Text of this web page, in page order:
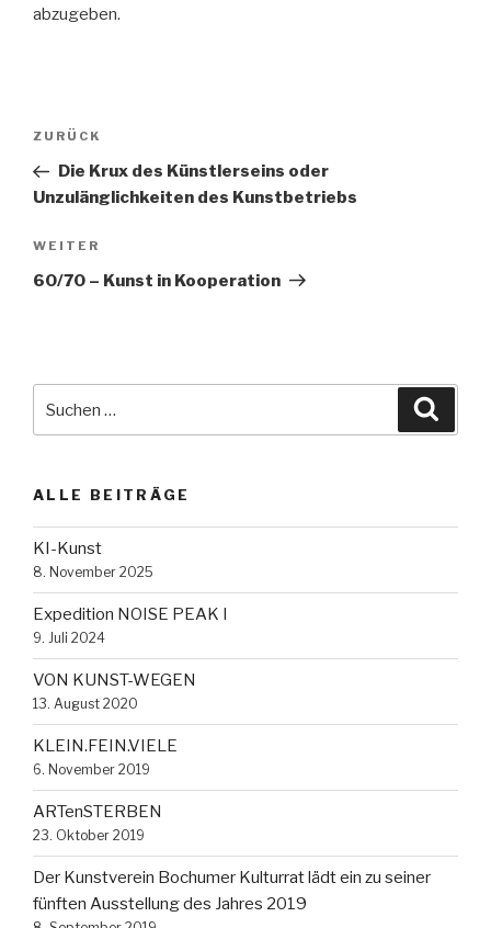
abzugeben.
Beitragsnavigation
Vorheriger
Beitrag
ZURÜCK
Die Krux des Künstlerseins oder
Unzulänglichkeiten des Kunstbetriebs
Nächster
Beitrag
WEITER
60/70 – Kunst in Kooperation
nach:
ALLE BEITRÄGE
KI-Kunst
8. November 2025
Expedition NOISE PEAK I
9. Juli 2024
VON KUNST-WEGEN
13. August 2020
KLEIN.FEIN.VIELE
6. November 2019
ARTenSTERBEN
23. Oktober 2019
Der Kunstverein Bochumer Kulturrat lädt ein zu seiner
fünften Ausstellung des Jahres 2019